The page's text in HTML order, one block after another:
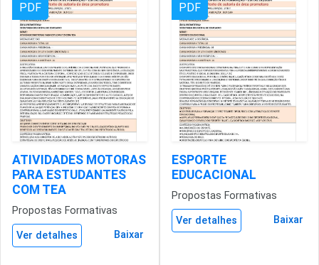
PDF
ATIVIDADES MOTORAS
PARA ESTUDANTES
COM TEA
Propostas Formativas
Ver detalhes Baixar
PDF
ESPORTE
EDUCACIONAL
Propostas Formativas
Ver detalhes Baixar